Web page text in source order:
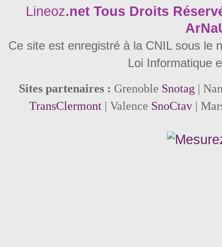
Lineoz.net Tous Droits
Ce site est enregistré à la CNIL sous le
Loi Informatique
Sites partenaires : Grenoble Snotag |
TransClermont| Valence SnoCtav|